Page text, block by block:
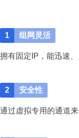
1 组网灵活
拥有固定IP，能迅速
2 安全性
通过虚拟专用的通道